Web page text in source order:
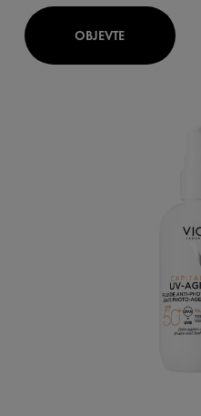
OBJEVTE